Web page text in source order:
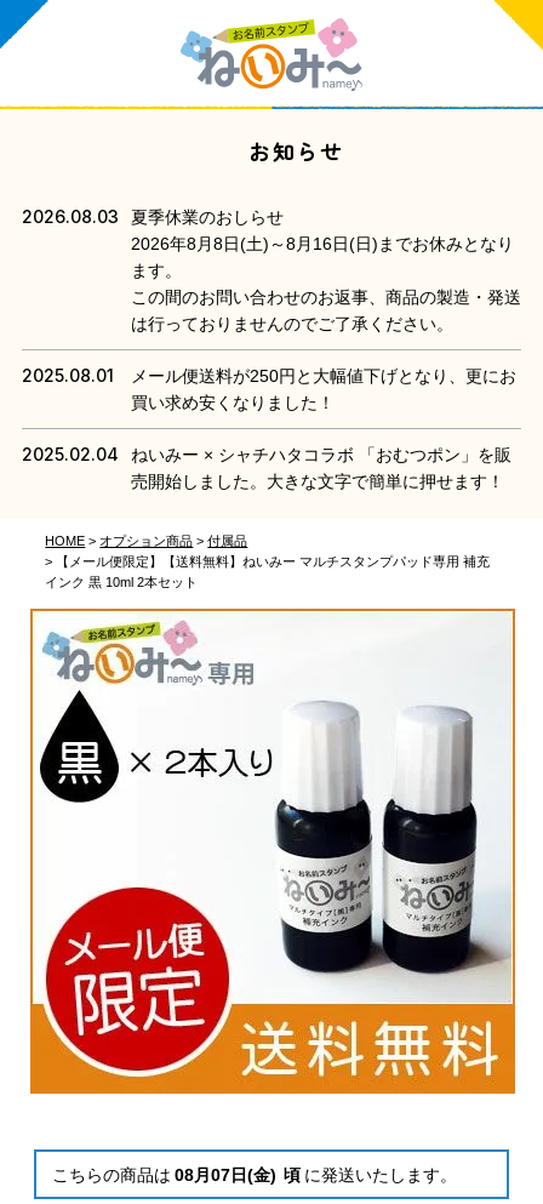
お知らせ
2026.08.03
夏季休業のおしらせ
2026年8月8日(土)～8月16日(日)までお休みとなり
ます。
この間のお問い合わせのお返事、商品の製造・発送
は行っておりませんのでご了承ください。
2025.08.01
メール便送料が250円と大幅値下げとなり、更にお
買い求め安くなりました！
2025.02.04
ねいみー × シャチハタコラボ 「おむつポン」を販
売開始しました。大きな文字で簡単に押せます！
HOME オプション商品
付属品
【メール便限定】【送料無料】ねいみー マルチスタンプパッド専用 補充
インク 黒 10ml 2本セット
こちらの商品は 08月07日(金) 頃 に発送いたします。